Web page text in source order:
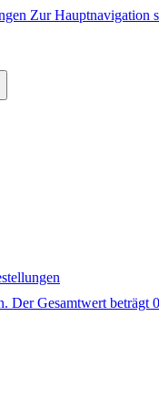
Zur Hauptnavigation
Der Gesamtwert beträgt